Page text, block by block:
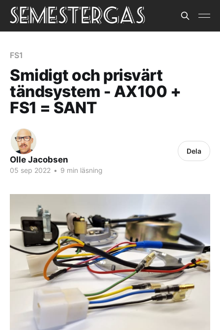
FS1
Smidigt och prisvärt
tändsystem - AX100 +
FS1 = SANT
Olle Jacobsen
05 sep 2022 • 9 min läsning
Dela